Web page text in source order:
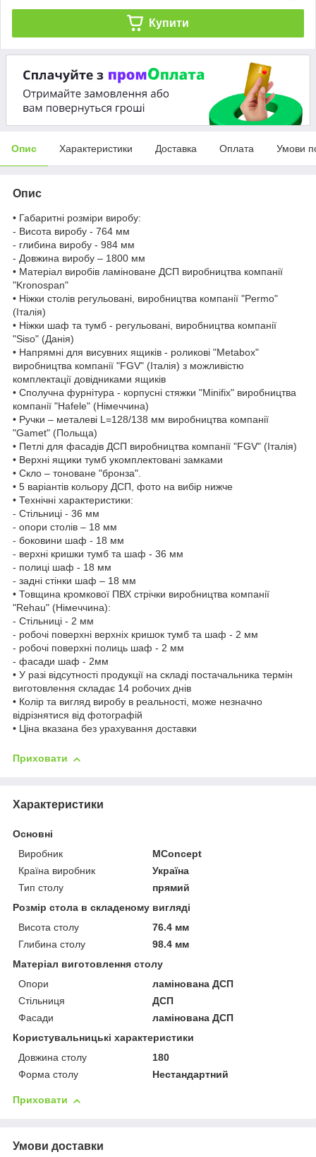
Купити
Опис Характеристики Доставка Оплата Умови
Опис
• Габаритні розміри виробу:
- Висота виробу - 764 мм
- глибина виробу - 984 мм
- Довжина виробу – 1800 мм
• Матеріал виробів ламіноване ДСП виробництва компанії
"Kronospan"
• Ніжки столів регульовані, виробництва компанії "Permo"
(Італія)
• Ніжки шаф та тумб - регульовані, виробництва компанії
"Siso" (Данія)
• Напрямні для висувних ящиків - роликові "Metabox"
виробництва компанії "FGV" (Італія) з можливістю
комплектації довідниками ящиків
• Сполучна фурнітура - корпусні стяжки "Minifix" виробництва
компанії "Hafele" (Німеччина)
• Ручки – металеві L=128/138 мм виробництва компанії
"Gamet" (Польща)
• Петлі для фасадів ДСП виробництва компанії "FGV" (Італія)
• Верхні ящики тумб укомплектовані замками
• Скло – тоноване "бронза".
• 5 варіантів кольору ДСП, фото на вибір нижче
• Технічні характеристики:
- Стільниці - 36 мм
- опори столів – 18 мм
- боковини шаф - 18 мм
- верхні кришки тумб та шаф - 36 мм
- полиці шаф - 18 мм
- задні стінки шаф – 18 мм
• Товщина кромкової ПВХ стрічки виробництва компанії
"Rehau" (Німеччина):
- Стільниці - 2 мм
- робочі поверхні верхніх кришок тумб та шаф - 2 мм
- робочі поверхні полиць шаф - 2 мм
- фасади шаф - 2мм
• У разі відсутності продукції на складі постачальника термін
виготовлення складає 14 робочих днів
• Колір та вигляд виробу в реальності, може незначно
відрізнятися від фотографій
• Ціна вказана без урахування доставки
Приховати
Характеристики
Основні
Виробник
MConcept
Країна виробник
Україна
Тип столу
прямий
Розмір стола в складеному вигляді
Висота столу
76.4 мм
Глибина столу
98.4 мм
Матеріал виготовлення столу
Опори
ламінована ДСП
Стільниця
ДСП
Фасади
ламінована ДСП
Користувальницькі характеристики
Довжина столу
180
Форма столу
Нестандартний
Приховати
Умови доставки